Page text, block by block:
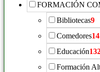
FORMACIÓN
Bibliotecas9
Comedores14
Educación
Formación